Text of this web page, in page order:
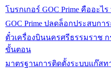
โบรกเกอร์ GOC Prime คืออะ
GOC Prime ปลดล็อกประสบกา
ตั๋วเครื่องบินนครศรีธรรมราช
ขั้นตอน
มาตรฐานการติดตั้งระบบแก๊ส